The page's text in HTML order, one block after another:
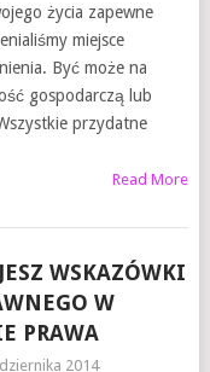
życia zapewne
miejsce
Być może na
gospodarczą lub
przydatne
Read More
WSKAZÓWKI
W
PRAWA
2014